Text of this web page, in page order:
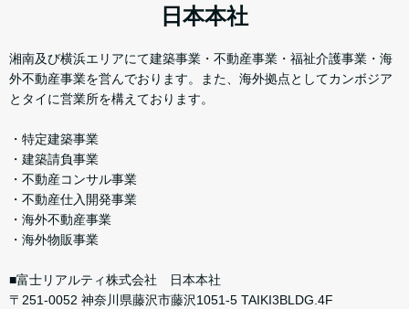
日本本社
湘南及び横浜エリアにて建築事業・不動産事業・福祉介護事業・海
外不動産事業を営んでおります。また、海外拠点としてカンボジア
とタイに営業所を構えております。
・特定建築事業
・建築請負事業
・不動産コンサル事業
・不動産仕入開発事業
・海外不動産事業
・海外物販事業
■富士リアルティ株式会社 日本本社
〒251-0052 神奈川県藤沢市藤沢1051-5 TAIKI3BLDG.4F